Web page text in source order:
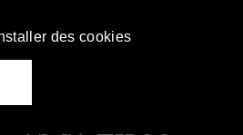
des cookies